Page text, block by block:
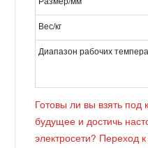
Размер/мм
Вес/кг
Диапазон рабочих
Готовы ли вы взять под
будущее и достичь
электросети? Переход